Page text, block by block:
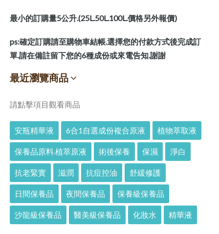
最小的訂購量5公升.(25L.50L.100L.價格另外報價)
ps:確定訂購請至購物車結帳.選擇您的付款方式後完成訂
單.請在備註留下您的6種成份或來電告知.謝謝
最近瀏覽商品
請點擊項目觀看商品
安瓶精華液 6合1自選成份複合原液 植物萃取液
保養品原料.植萃原液 術後保養 保濕 淨白
抗老緊實 滋潤 抗痘控油 舒緩修護
日間保養品 夜間保養品 保養級保養品
沙龍級保養品 醫美級保養品 化妝水 精華液